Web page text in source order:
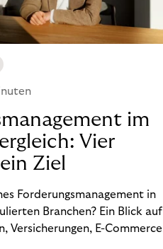
im
Vier
Ziel
Forderungsmanagement in
Branchen? Ein Blick auf
Versicherungen, E-Commerce